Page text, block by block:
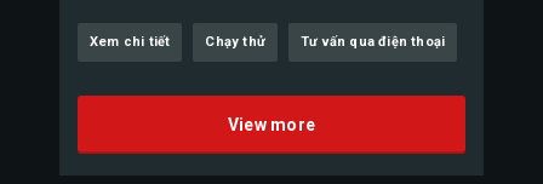
Xem chi tiết Chạy thử Tư vấn qua điện thoại
View more